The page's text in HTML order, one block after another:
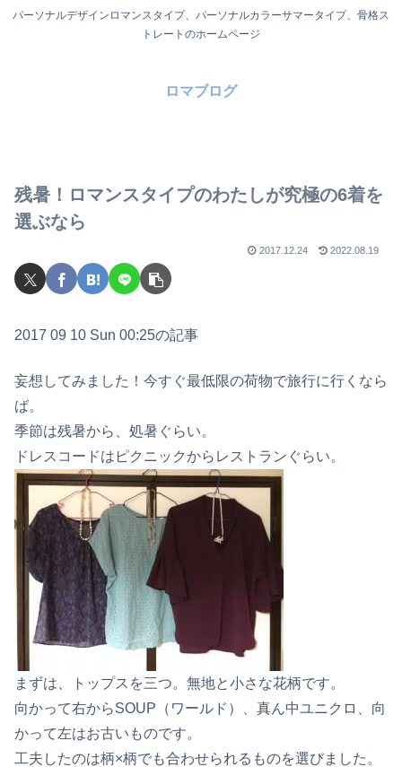
パーソナルデザインロマンスタイプ、パーソナルカラーサマータイプ、骨格ス
トレートのホームページ
ロマブログ
残暑！ロマンスタイプのわたしが究極の6着を
選ぶなら
2017.12.24 2022.08.19
2017 09 10 Sun 00:25の記事
妄想してみました！今すぐ最低限の荷物で旅行に行くなら
ば。
季節は残暑から、処暑ぐらい。
ドレスコードはピクニックからレストランぐらい。
まずは、トップスを三つ。無地と小さな花柄です。
向かって右からSOUP（ワールド）、真ん中ユニクロ、向
かって左はお古いものです。
工夫したのは柄×柄でも合わせられるものを選びました。